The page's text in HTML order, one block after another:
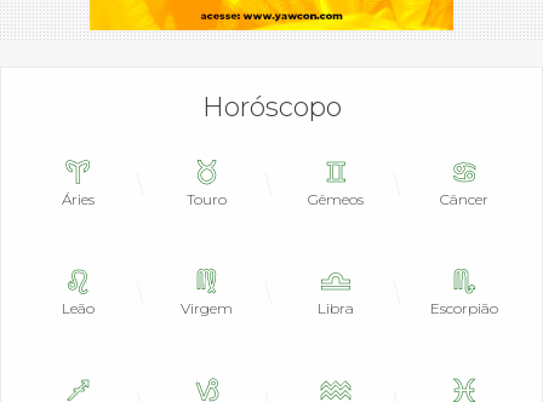
Horóscopo
Áries Touro Gêmeos Câncer
Leão Virgem Libra Escorpião